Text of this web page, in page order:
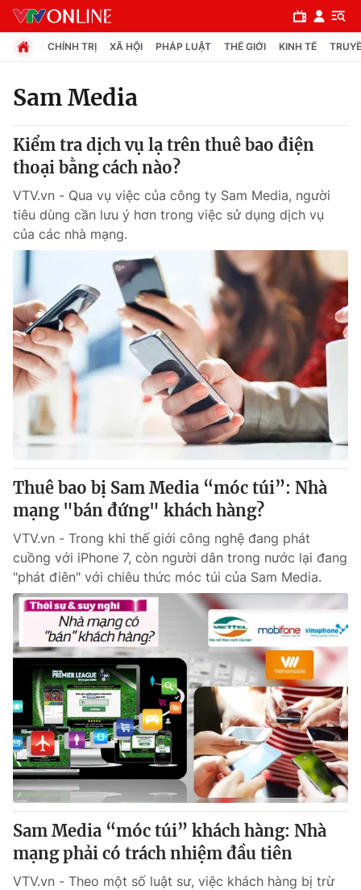
Chuyên mục
Chính trị
Xã hội
Pháp luật
Y tế
Thế giới
Tin tức
Thế giới đó đây
Câu chuyện quốc tế
Kinh tế
Tài chính
Thị trường
Góc doanh nghiệp
Dữ liệu và đời sống
Truyền hình
Phim VTV
Hậu trường
Nhân vật
Khán giả
Giải sao mai
Giải trí
Điện ảnh
Âm nhạc
Sao
Đời sống
Du lịch
Làm đẹp
Chất lượng cuộc sống
Giáo dục
Tuyển sinh
Học trực tuyến
Công nghệ
Hitech Công nghệ tương lai
Sản phẩm
Thị trường
Tư vấn
Giao lưu trực tuyến
Lịch phát sóng
Chuyên mục khác
Emagazine Podcast
CHÍNH TRỊ XÃ HỘI PHÁP LUẬT THẾ GIỚI KINH TẾ
Sam Media
Kiểm tra dịch vụ lạ trên thuê bao điện
thoại bằng cách nào?
VTV.vn - Qua vụ việc của công ty Sam Media, người
tiêu dùng cần lưu ý hơn trong việc sử dụng dịch vụ
của các nhà mạng.
Thuê bao bị Sam Media “móc túi”: Nhà
mạng "bán đứng" khách hàng?
VTV.vn - Trong khi thế giới công nghệ đang phát
cuồng với iPhone 7, còn người dân trong nước lại đang
"phát điên" với chiêu thức móc túi của Sam Media.
Sam Media “móc túi” khách hàng: Nhà
mạng phải có trách nhiệm đầu tiên
VTV.vn - Theo một số luật sư, việc khách hàng bị trừ